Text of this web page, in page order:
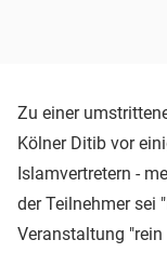
Zu einer
Kölner Ditib vor
Islamvertretern -
der Teilnehmer sei
Veranstaltung